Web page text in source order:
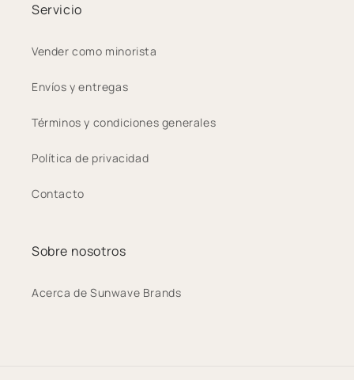
Servicio
Vender como minorista
Envíos y entregas
Términos y condiciones generales
Política de privacidad
Contacto
Sobre nosotros
Acerca de Sunwave Brands